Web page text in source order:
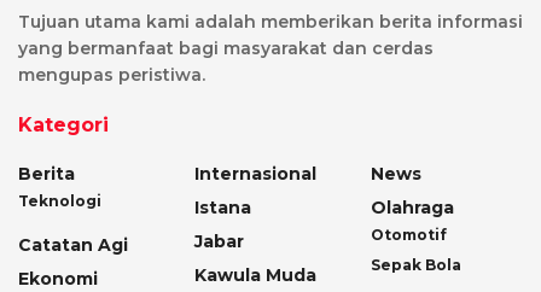
Tujuan utama kami adalah memberikan berita informasi
yang bermanfaat bagi masyarakat dan cerdas
mengupas peristiwa.
Kategori
Berita
Teknologi
Catatan Agi
Ekonomi
Internasional
Istana
Jabar
Kawula Muda
News
Olahraga
Otomotif
Sepak Bola